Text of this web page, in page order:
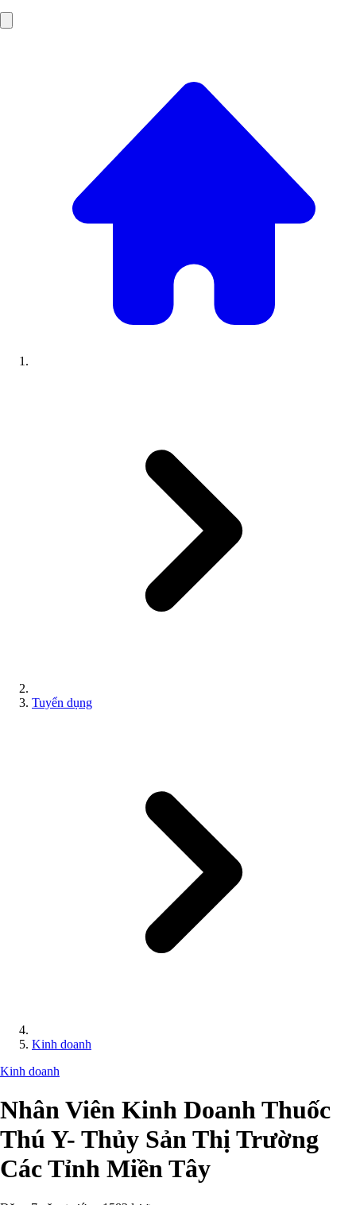
Tuyển dụng
Kinh doanh
Kinh doanh
Nhân Viên Kinh Doanh Thuốc
Thú Y- Thủy Sản Thị Trường
Các Tỉnh Miền Tây